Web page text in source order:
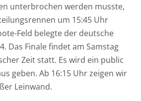
unterbrochen werden musste,
um 15:45 Uhr
Feld belegte der deutsche
Das Finale findet am Samstag
Zeit statt. Es wird ein public
geben. Ab 16:15 Uhr zeigen wir
Leinwand.